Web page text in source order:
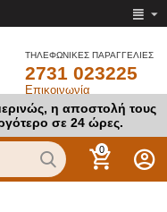
ΤΗΛΕΦΩΝΙΚΕΣ ΠΑΡΑΓΓΕΛΙΕΣ
2731 023225
Επικοινωνία
η αποστολή τους
σε 24 ώρες.
0